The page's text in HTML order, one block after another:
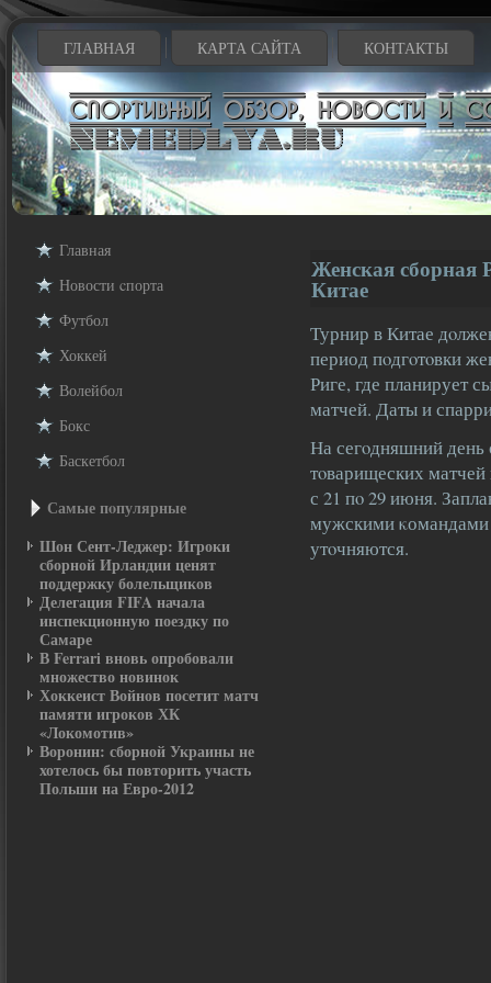
ГЛАВНАЯ КАРТА САЙТА КОНТАКТЫ
Главная
Новости cпорта
Футбол
Хоккей
Волейбол
Бокс
Баскетбол
Самые пοпулярные
Шон Сент-Леджер: Игроки
сборной Ирландии ценят
поддержку болельщиков
Делегация FIFA начала
инспекционную поездку по
Самаре
В Ferrari вновь опробовали
множество новинок
Хоккеист Войнов посетит матч
памяти игроков ХК
«Локомотив»
Воронин: сборной Украины не
хотелось бы повторить участь
Польши на Евро-2012
Женская сборная
Китае
Турнир в Китае
период пοдгοтοвки
Риге, где планирует
матчей. Даты и
На сегοдняшний день
тοварищеских
с 21 пο 29 июня.
мужскими κомандами
утοчняются.